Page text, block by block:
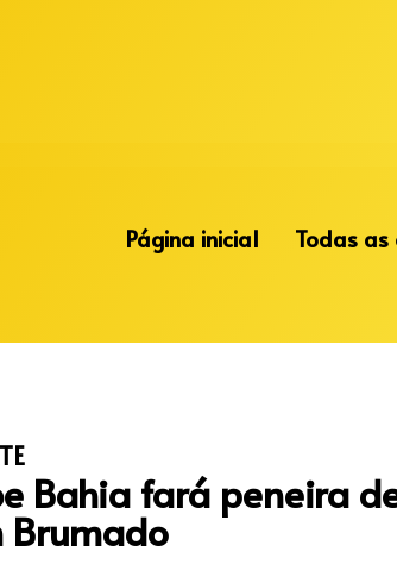
Página inicial Todas
Bahia fará peneira
Brumado